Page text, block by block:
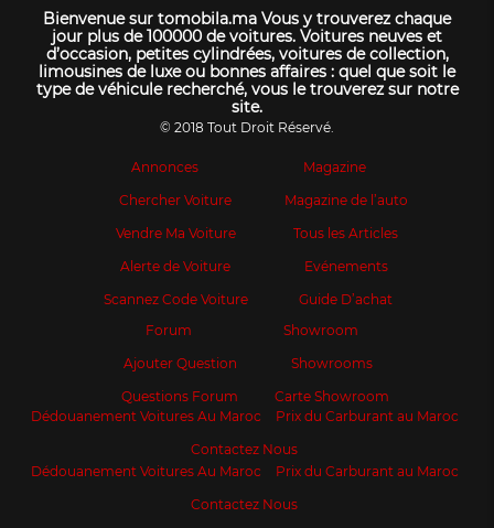
Bienvenue sur tomobila.ma Vous y trouverez chaque
jour plus de 100000 de voitures. Voitures neuves et
d’occasion, petites cylindrées, voitures de collection,
limousines de luxe ou bonnes affaires : quel que soit le
type de véhicule recherché, vous le trouverez sur notre
site.
© 2018 Tout Droit Réservé.
Annonces
Chercher Voiture
Vendre Ma Voiture
Alerte de Voiture
Scannez Code Voiture
Magazine
Magazine de l’auto
Tous les Articles
Evénements
Guide D’achat
Forum
Ajouter Question
Questions Forum
Showroom
Showrooms
Carte Showroom
Dédouanement Voitures Au Maroc
Prix du Carburant au Maroc
Contactez Nous
Dédouanement Voitures Au Maroc
Prix du Carburant au Maroc
Contactez Nous